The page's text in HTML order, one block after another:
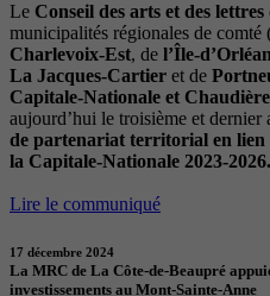
Le Conseil des arts et des
municipalités régionales de
Charlevoix-Est, de l’Île-
La Jacques-Cartier et de
Capitale-Nationale et
aujourd’hui le troisième et dernier
de partenariat territorial en lien
la Capitale-Nationale 2023-2026.
Lire le communiqué
17 décembre 2024
La MRC de La Côte-de-Beaupré
investissements au Mont-Sainte-Anne